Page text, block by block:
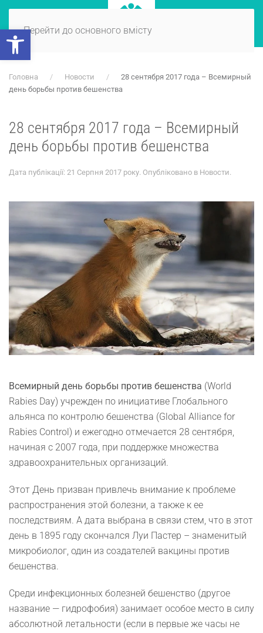
Відкрити Панель інструментів
Перейти до основного вмісту
Головна Новости
28 сентября 2017 года – Всемирный
день борьбы против бешенства
28 сентября 2017 года – Всемирный
день борьбы против бешенства
Дата публікації: 21 Серпня 2017 року. Опубліковано в Новости.
Всемирный день борьбы против бешенства (World
Rabies Day) учрежден по инициативе Глобального
альянса по контролю бешенства (Global Alliance for
Rabies Control) и ежегодно отмечается 28 сентября,
начиная с 2007 года, при поддержке множества
здравоохранительных организаций.
Этот День призван привлечь внимание к проблеме
распространения этой болезни, а также к ее
последствиям. А дата выбрана в связи стем, что в этот
день в 1895 году скончался Луи Пастер – знаменитый
микробиолог, один из создателей вакцины против
бешенства.
Среди инфекционных болезней бешенство (другое
название — гидрофобия) занимает особое место в силу
абсолютной летальности (если в первые же часы не